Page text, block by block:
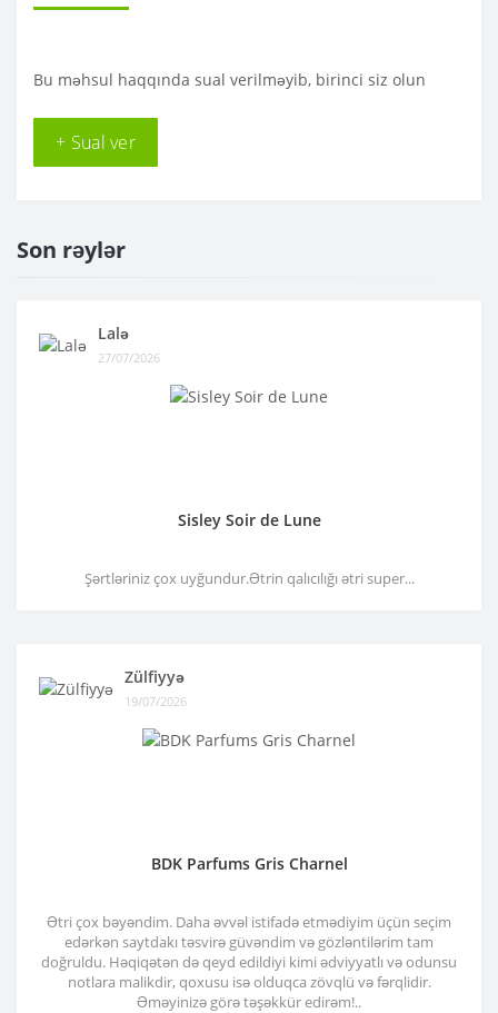
Bu məhsul haqqında sual verilməyib, birinci siz olun
+ Sual ver
Son rəylər
Lalə
27/07/2026
Sisley Soir de Lune
Şərtləriniz çox uyğundur.Ətrin qalıcılığı ətri super...
Zülfiyyə
19/07/2026
BDK Parfums Gris Charnel
Ətri çox bəyəndim. Daha əvvəl istifadə etmədiyim üçün seçim
edərkən saytdakı təsvirə güvəndim və gözləntilərim tam
doğruldu. Həqiqətən də qeyd edildiyi kimi ədviyyatlı və odunsu
notlara malikdir, qoxusu isə olduqca zövqlü və fərqlidir.
Əməyinizə görə təşəkkür edirəm!..